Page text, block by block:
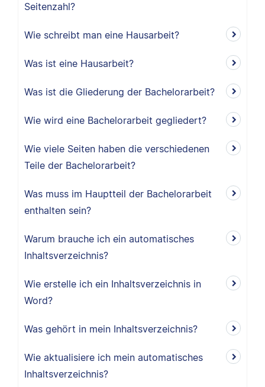
Seitenzahl?
Wie schreibt man eine Hausarbeit?
Was ist eine Hausarbeit?
Was ist die Gliederung der Bachelorarbeit?
Wie wird eine Bachelorarbeit gegliedert?
Wie viele Seiten haben die verschiedenen
Teile der Bachelorarbeit?
Was muss im Hauptteil der Bachelorarbeit
enthalten sein?
Warum brauche ich ein automatisches
Inhaltsverzeichnis?
Wie erstelle ich ein Inhaltsverzeichnis in
Word?
Was gehört in mein Inhaltsverzeichnis?
Wie aktualisiere ich mein automatisches
Inhaltsverzeichnis?